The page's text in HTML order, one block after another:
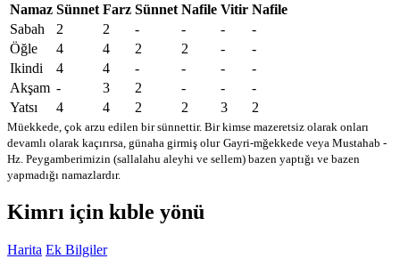
Namaz Sünnet Farz Sünnet Nafile Vitir Nafile
Sabah
2 2 - - -
-
Öğle
4 4 2 2 -
-
Ikindi
4 4 - - -
-
Akşam - 3 2 - -
-
Yatsı
4 4 2 2 3 2
Müekkede, çok arzu edilen bir sünnettir. Bir kimse mazeretsiz olarak onları
devamlı olarak kaçırırsa, günaha girmiş olur Gayri-mğekkede veya Mustahab -
Hz. Peygamberimizin (sallalahu aleyhi ve sellem) bazen yaptığı ve bazen
yapmadığı namazlardır.
Kimrı için kıble yönü
Harita Ek Bilgiler